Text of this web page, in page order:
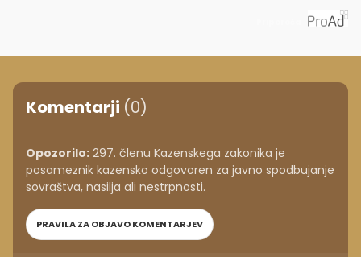
Komentarji (0)
Opozorilo: 297. členu Kazenskega zakonika je
posameznik kazensko odgovoren za javno spodbujanje
sovraštva, nasilja ali nestrpnosti.
PRAVILA ZA OBJAVO KOMENTARJEV